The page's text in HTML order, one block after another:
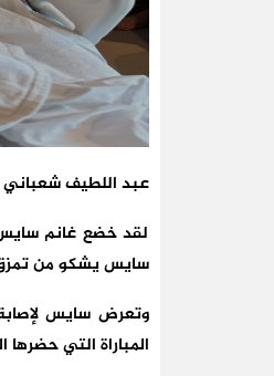
عبد اللطيف شعباني
لقد خضع غانم سايس
سايس يشكو من
وتعرض سايس
المباراة التي حضرها